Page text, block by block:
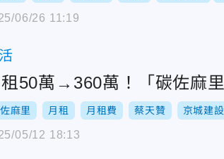
06/26 11:19
50萬→360萬！「碳佐麻
麻里 月租 月租費 蔡天贊 京城建設
05/12 18:13